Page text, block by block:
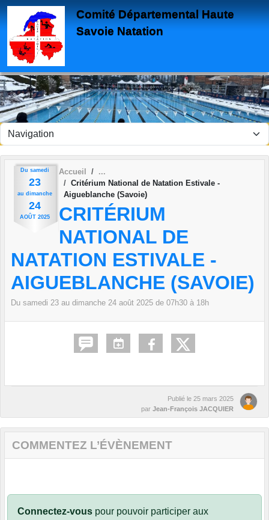
Comité Départemental Haute
Savoie Natation
Du samedi
23
au dimanche
24
AOÛT 2025
Accueil
Critérium National de Natation Estivale -
Aigueblanche (Savoie)
CRITÉRIUM
NATIONAL DE
NATATION ESTIVALE -
AIGUEBLANCHE (SAVOIE)
Du samedi 23 au dimanche 24 août 2025 de 07h30 à 18h
Publié le 25 mars 2025
par Jean-François JACQUIER
COMMENTEZ L’ÉVÈNEMENT
Connectez-vous pour pouvoir participer aux
Panneau de gestion des cookies